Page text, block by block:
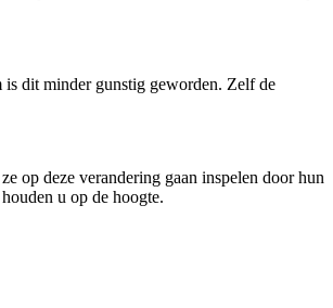
is dit minder gunstig geworden. Zelf de
op deze verandering gaan inspelen door hun
u op de hoogte.